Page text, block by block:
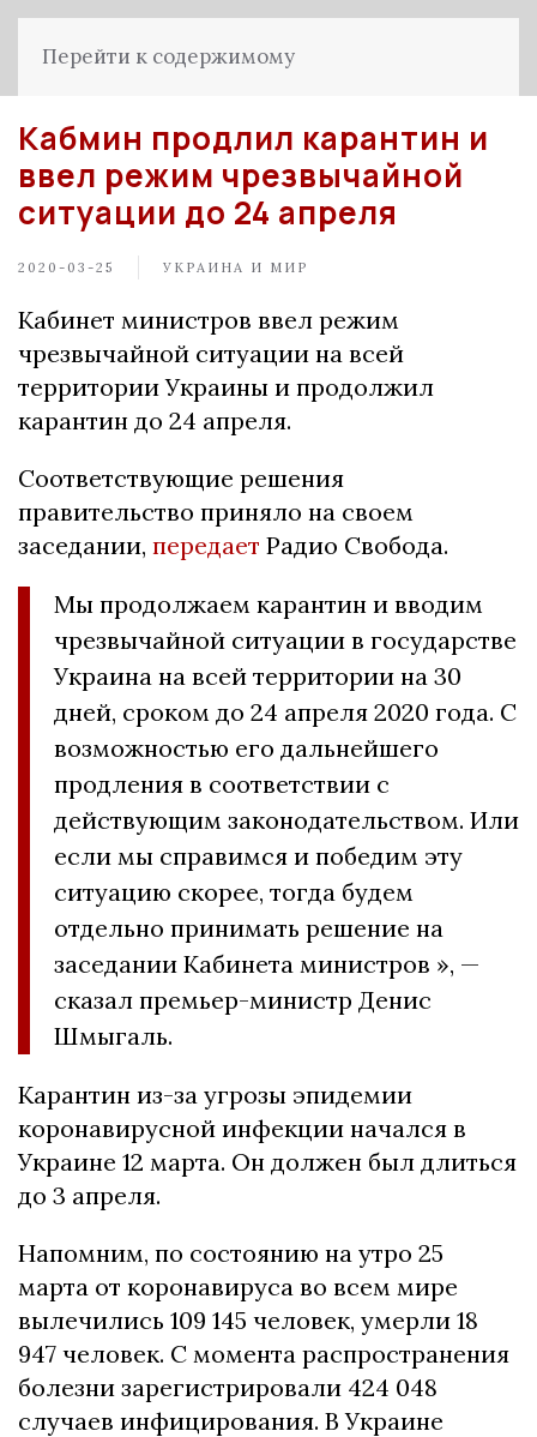
Перейти к содержимому
Кабмин продлил карантин и
ввел режим чрезвычайной
ситуации до 24 апреля
2020-03-25 УКРАИНА И МИР
Кабинет министров ввел режим
чрезвычайной ситуации на всей
территории Украины и продолжил
карантин до 24 апреля.
Соответствующие решения
правительство приняло на своем
заседании, передает Радио Свобода.
Мы продолжаем карантин и вводим
чрезвычайной ситуации в государстве
Украина на всей территории на 30
дней, сроком до 24 апреля 2020 года. С
возможностью его дальнейшего
продления в соответствии с
действующим законодательством. Или
если мы справимся и победим эту
ситуацию скорее, тогда будем
отдельно принимать решение на
заседании Кабинета министров », —
сказал премьер-министр Денис
Шмыгаль.
Карантин из-за угрозы эпидемии
коронавирусной инфекции начался в
Украине 12 марта. Он должен был длиться
до 3 апреля.
Напомним, по состоянию на утро 25
марта от коронавируса во всем мире
вылечились 109 145 человек, умерли 18
947 человек. С момента распространения
болезни зарегистрировали 424 048
случаев инфицирования. В Украине